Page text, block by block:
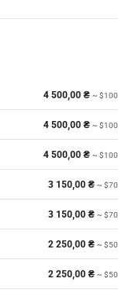
4 500,00 ₴ ~ $100
4 500,00 ₴ ~ $100
4 500,00 ₴ ~ $100
3 150,00 ₴ ~ $70
3 150,00 ₴ ~ $70
2 250,00 ₴ ~ $50
2 250,00 ₴ ~ $50